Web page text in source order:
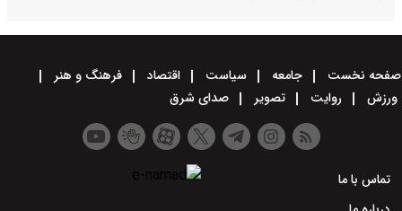
صفحه نخست جامعه سیاست اقتصاد
فرهنگ و هنر
ورزش
روایت تصویر صدای شرق
تماس با ما